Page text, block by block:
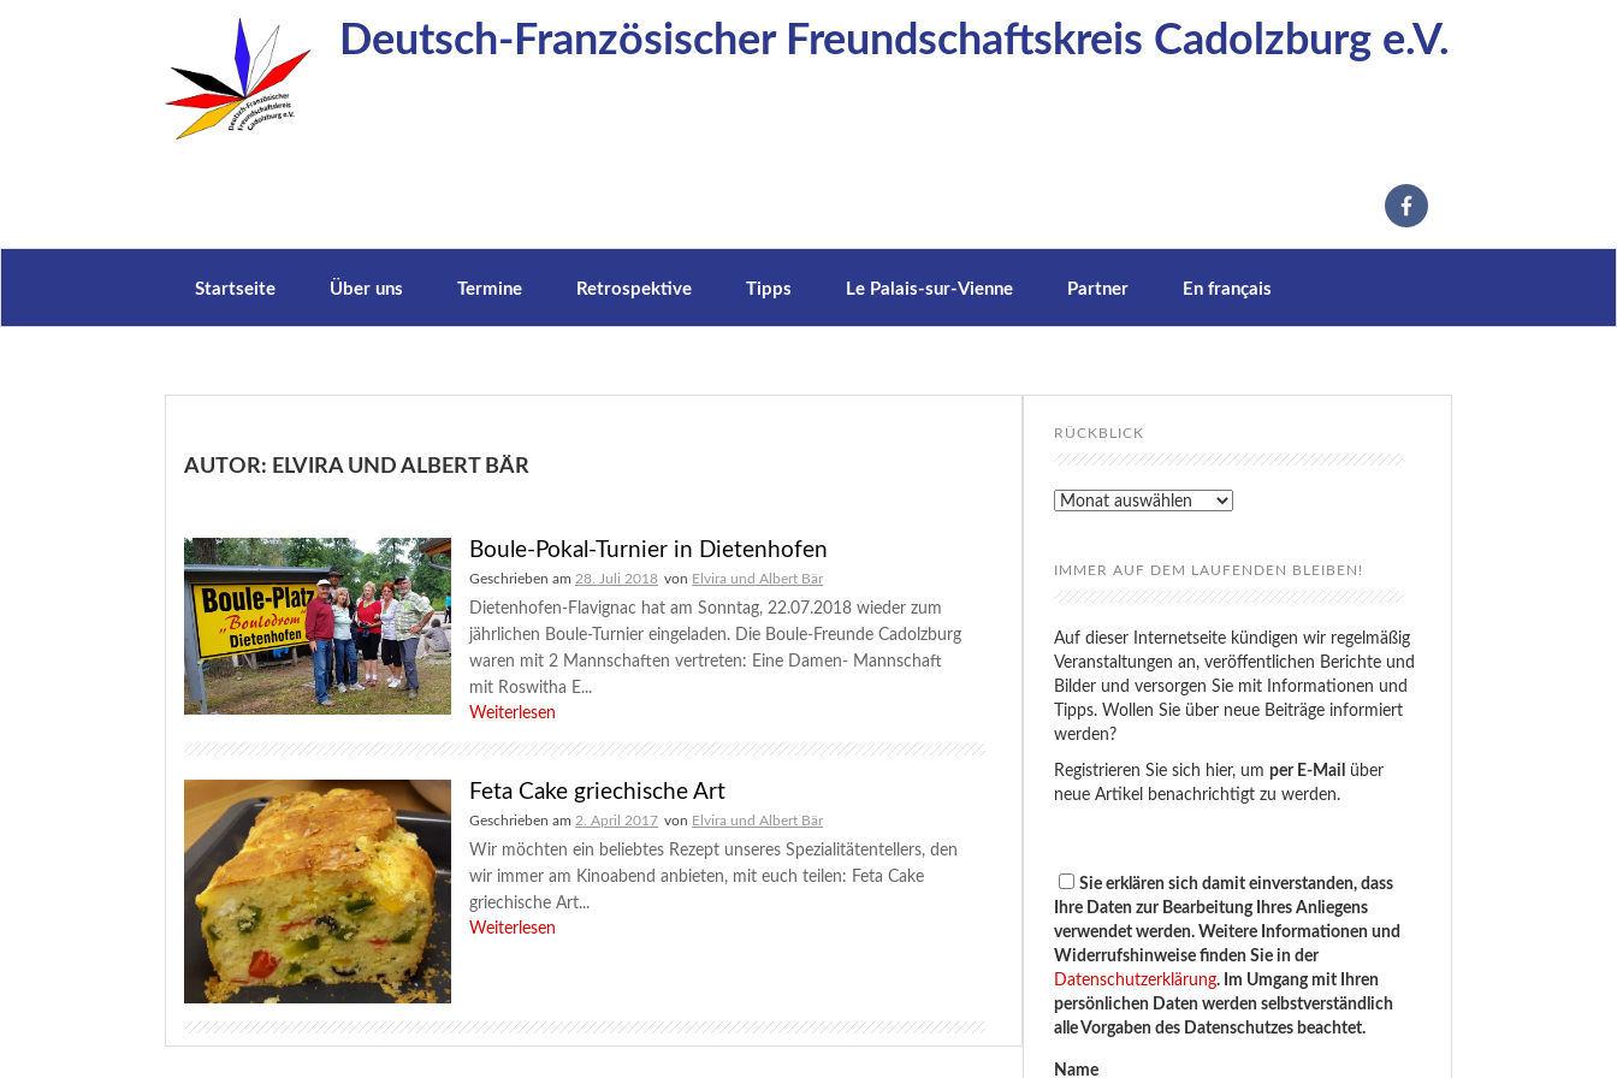
Deutsch-Französischer Freundschaftskreis Cadolzburg e.V.
Startseite Über uns Termine Retrospektive Tipps Le Palais-sur-Vienne Partner En français
AUTOR: ELVIRA UND ALBERT BÄR
Boule-Pokal-Turnier in Dietenhofen
Geschrieben am 28. Juli 2018 von Elvira und Albert Bär
Dietenhofen-Flavignac hat am Sonntag, 22.07.2018 wieder zum
jährlichen Boule-Turnier eingeladen. Die Boule-Freunde Cadolzburg
waren mit 2 Mannschaften vertreten: Eine Damen- Mannschaft
mit Roswitha E...
Weiterlesen
Feta Cake griechische Art
Geschrieben am 2. April 2017 von Elvira und Albert Bär
Wir möchten ein beliebtes Rezept unseres Spezialitätentellers, den
wir immer am Kinoabend anbieten, mit euch teilen: Feta Cake
griechische Art...
Weiterlesen
RÜCKBLICK
Rückblick
IMMER AUF DEM LAUFENDEN BLEIBEN!
Auf dieser Internetseite kündigen wir regelmäßig
Veranstaltungen an, veröffentlichen Berichte und
Bilder und versorgen Sie mit Informationen und
Tipps. Wollen Sie über neue Beiträge informiert
werden?
Registrieren Sie sich hier, umper E-Mail
über
neue Artikel benachrichtigt zu werden.
Sie erklären sich damit einverstanden, dass
Ihre Daten zur Bearbeitung Ihres Anliegens
verwendet werden. Weitere Informationen und
Widerrufshinweise finden Sie in der
Datenschutzerklärung. Im Umgang mit Ihren
persönlichen Daten werden selbstverständlich
alle Vorgaben des Datenschutzes beachtet.
Name